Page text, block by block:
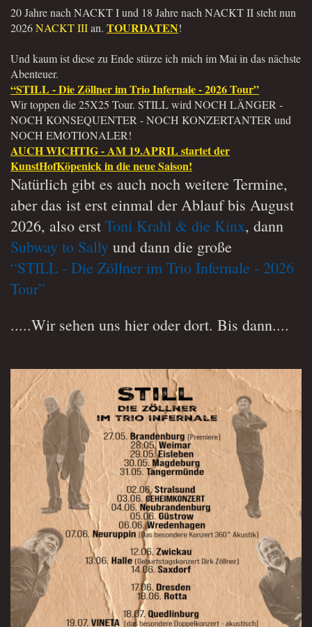
20 Jahre nach NACKT I und 18 Jahre nach NACKT II steht nun
2026NACKT IIIan. TOURDATEN!
Und kaum ist diese zu Ende stürze ich mich im Mai in das nächste
Abenteuer.
“STILL - Die Zöllner im Trio Infernale - 2026 Tour”
Wir toppen die 25X25 Tour. STILL wird NOCH LÄNGER -
NOCH KONSEQUENTER - NOCH KONZERTANTER und
NOCH EMOTIONALER!
AUCH WICHTIG - AM 19.APRIL startet der
KunstHofKöpenick in die neue Saison!
Natürlich gibt es auch noch weitere Termine,
aber das ist erst einmal der Ablauf bis August
2026, also erst Toni Krahl & die Kinx, dann
Subway to Sally und dann die große
“STILL - Die Zöllner im Trio Infernale - 2026
Tour”
.....Wir sehen uns hier oder dort. Bis dann....